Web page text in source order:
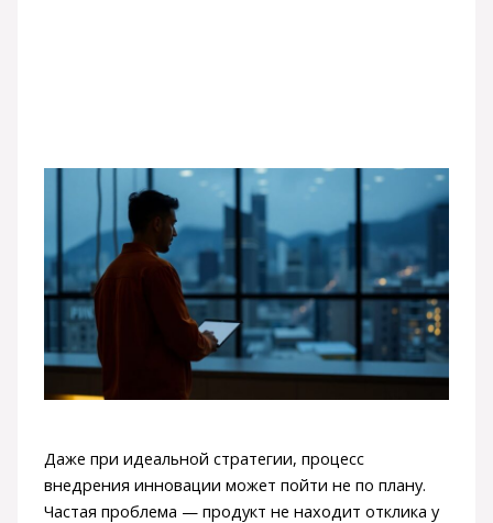
Даже при идеальной стратегии, процесс
внедрения инновации может пойти не по плану.
Частая проблема — продукт не находит отклика у